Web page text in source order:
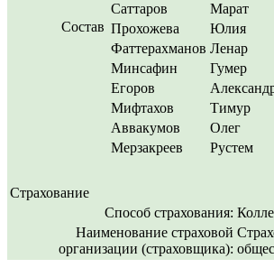
Состав
Саттаров
Марат
Прохожева
Юлия
Фаттерахманов Ленар
Минсафин
Гумер
Егоров
Мифтахов
Тимур
Аввакумов
Олег
Мерзакреев
Рустем
Страхование
Способ страхования:
Наименование страховой
организации (страховщика):